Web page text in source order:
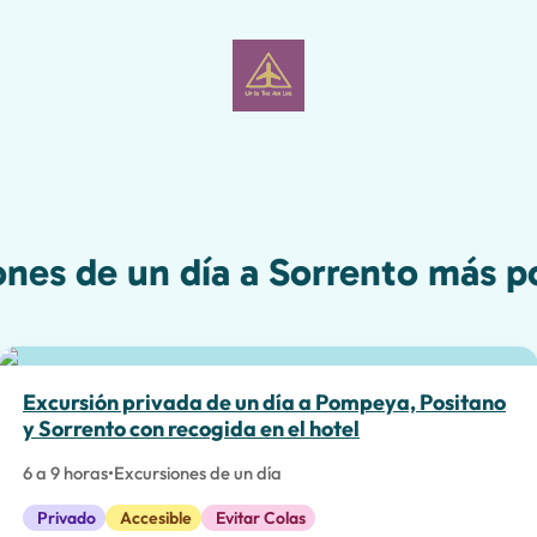
de un día a Sorrento más
Excursión privada de un día a Pompeya, Positano
y Sorrento con recogida en el hotel
6 a 9 horas•Excursiones de un día
Privado Accesible Evitar Colas